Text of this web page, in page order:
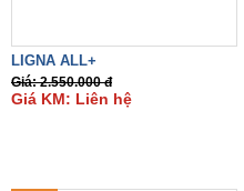
LIGNA ALL+
Giá: 2.550.000 đ
Giá KM: Liên hệ